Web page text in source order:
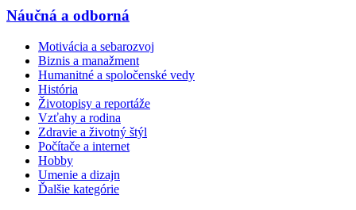
Náučná a odborná
Motivácia a sebarozvoj
Biznis a manažment
Humanitné a spoločenské vedy
História
Životopisy a reportáže
Vzťahy a rodina
Zdravie a životný štýl
Počítače a internet
Hobby
Umenie a dizajn
Ďalšie kategórie